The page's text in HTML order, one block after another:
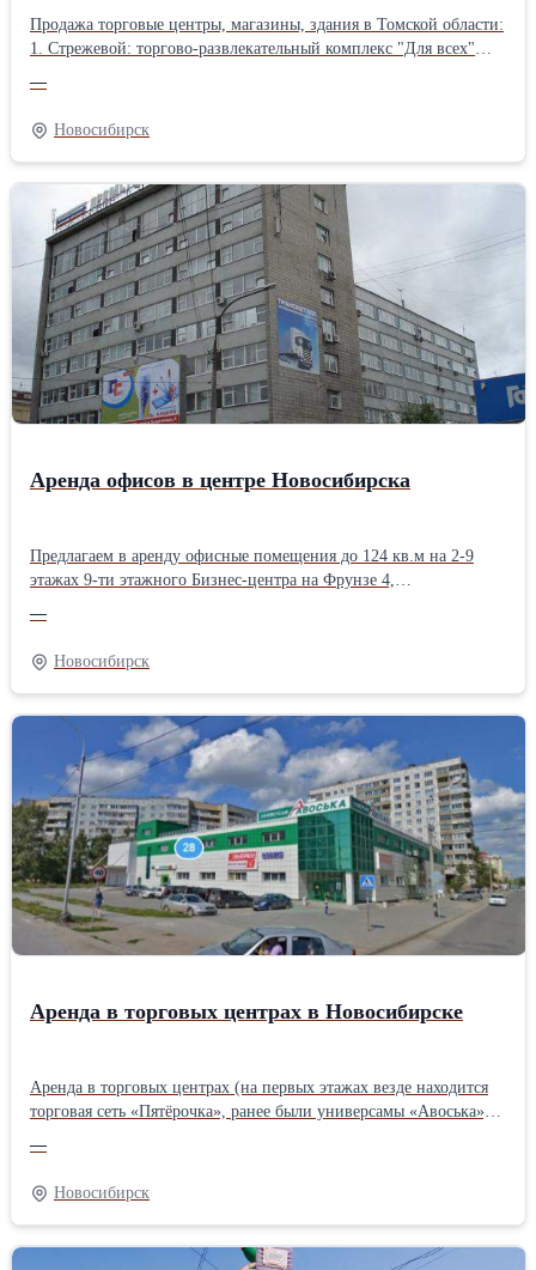
Продажа торговые центры, магазины, здания в Томской области:
1. Стрежевой: торгово-развлекательный комплекс "Для всех"
участок 2 Га. Все в собственности. Год постройки 2005. На 2-м
этаже ресторан. Продажа вместе с мебелью, оборудованием,
посудой... 2. Томск: нежилое 2-х этажное здание 1073 м2 на ул.
Пролетарская, 38/2, в здание расположены гаражный бокс (с
оборудованием) и офисные помещения. 3. Томск: 2-этажное
встроенно-пристроенное здание 503 кв.м на ул. Энергетическая,
д.2а. На 1-м этаже торгово-складские помещения с отдельным
входом, на 2-м - помещения под офис. Подробности на
www.torgc.ru/tomsk0.html Коммерческая, торговая недвижимость
в Сибирском регионе. Цены от 8400 руб./кв.м !
—
Новосибирск
Аренда офисов в центре Новосибирска
Предлагаем в аренду офисные помещения до 124 кв.м на 2-9
этажах 9-ти этажного Бизнес-центра на Фрунзе 4,
крупнейших магистралей Новосибирска – Красного проспекта и
улицы Фрунзе. Большой выбор. Аренда от 650 руб./кв.м В
здании Бизнес-центра находятся: столовая, пиццерия, кафе, бар,
кофейня, ресторан, банкетные зал, отделение банка, банкоматы,
копировально-множительный центр, медицинский центр,
турагентство, охранное предприятие... Развитая инфраструктура,
вокруг много магазинов, заведений общепита... В 50 метрах от
входа в БЦ остановка общественного транспорта (24 маршрута).
Подробности на www.torgc.ru/frunze4.html Коммерческая,
торговая недвижимость в Новосибирске, в Сибири.
—
Новосибирск
Аренда в торговых центрах в Новосибирске
Аренда в торговых центрах (на первых этажах везде находится
торговая сеть «Пятёрочка», ранее были универсамы «Авоська»): -
кв.м, 2-й эт. - 33 кв.м, цоколь ~ до 700 кв.м. - Курганская, 38/2:
2 эт. – до 125 кв.м, - Новосибирская, 28: 2 эт. - 16 кв.м, -
Троллейная, 1а: 1 эт. - 26 кв.м, - Печатников, 6: цоколь 254 кв.м,
- Столетова, 8: 1 эт. – 61 кв.м. Подробности на
www.torgc.ru/trading0.html Коммерческая, торговая
—
Новосибирск